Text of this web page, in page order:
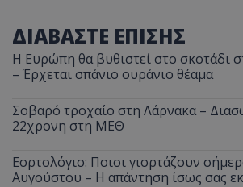
ΔΙΑΒΑΣΤΕ ΕΠΙΣΗΣ
Η Ευρώπη θα βυθιστεί στο σκοτάδι
– Έρχεται σπάνιο ουράνιο θέαμα
Σοβαρό τροχαίο στη Λάρνακα –
22χρονη στη ΜΕΘ
Εορτολόγιο: Ποιοι γιορτάζουν
Αυγούστου – Η απάντηση ίσως σας